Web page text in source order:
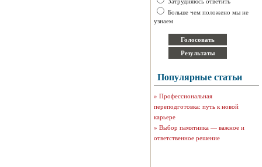
Больше чем положено мы не
узнаем
Популярные статьи
» Профессиональная
переподготовка: путь к новой
карьере
» Выбор памятника — важное и
ответственное решение